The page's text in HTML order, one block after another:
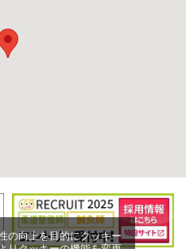
の向上を目的にクッキー